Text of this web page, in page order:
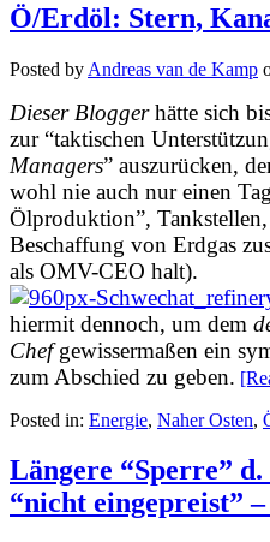
Ö/Erdöl: Stern,
Posted by Andreas van de Kamp
Dieser Bloggerhätte sich
zur “taktischen
Managers” auszurücken,
wohl nie auch nur einen
Ölproduktion”,
Beschaffung von Erdgas
als OMV-CEO halt).
hiermit dennoch, um dem
Chefgewissermaßen ein
zum Abschied zu geben.
Posted in: Energie, Naher Osten,
Längere “Sperre”
“nicht eingepreist”